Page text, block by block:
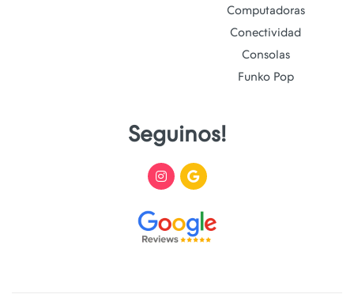
Computadoras
Conectividad
Consolas
Funko Pop
Seguinos!